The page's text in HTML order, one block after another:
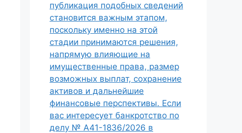
публикация подобных сведений
становится важным этапом,
поскольку именно на этой
стадии принимаются решения,
напрямую влияющие на
имущественные права, размер
возможных выплат, сохранение
активов и дальнейшие
финансовые перспективы. Если
вас интересует банкротство по
делу № А41-1836/2026 в